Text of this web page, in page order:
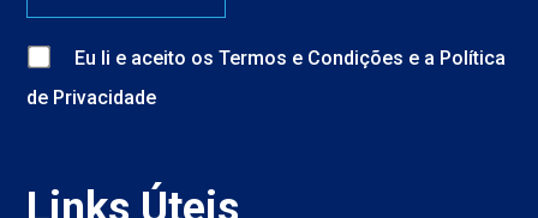
Eu li e aceito osTermos e Condições e a Política
de Privacidade